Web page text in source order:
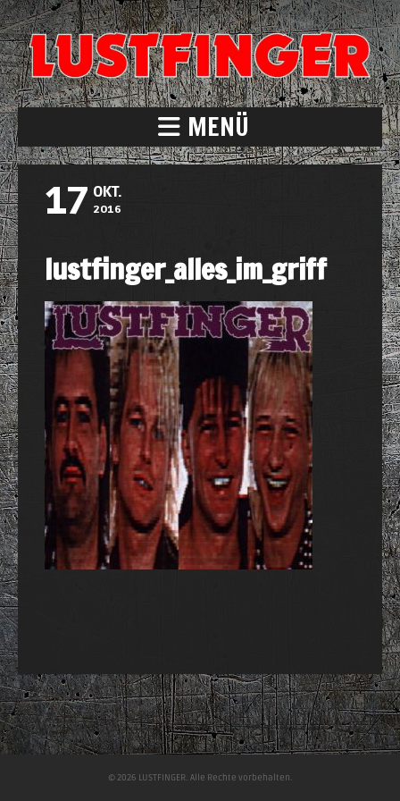
MENÜ
17 OKT.
2016
lustfinger_alles_im_griff
© 2026 LUSTFINGER. Alle Rechte vorbehalten.